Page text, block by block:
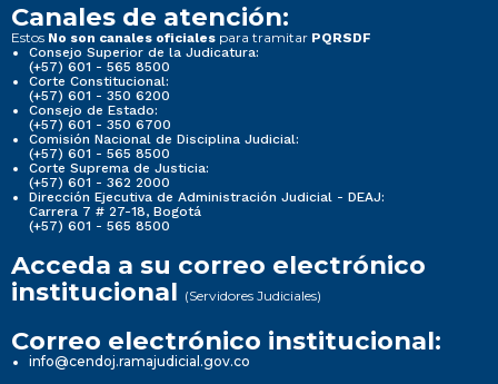
Canales de atención:
Estos No son canales oficiales para tramitar PQRSDF
Consejo Superior de la Judicatura:
(+57) 601 - 565 8500
Corte Constitucional:
(+57) 601 - 350 6200
Consejo de Estado:
(+57) 601 - 350 6700
Comisión Nacional de Disciplina Judicial:
(+57) 601 - 565 8500
Corte Suprema de Justicia:
(+57) 601 - 362 2000
Dirección Ejecutiva de Administración Judicial - DEAJ:
Carrera 7 # 27-18, Bogotá
(+57) 601 - 565 8500
Acceda a su correo electrónico
institucional (Servidores Judiciales)
Correo electrónico institucional:
info@cendoj.ramajudicial.gov.co